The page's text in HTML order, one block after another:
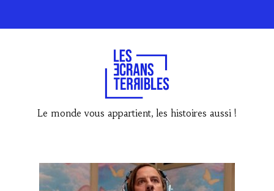
Le monde vous appartient, les histoires aussi !